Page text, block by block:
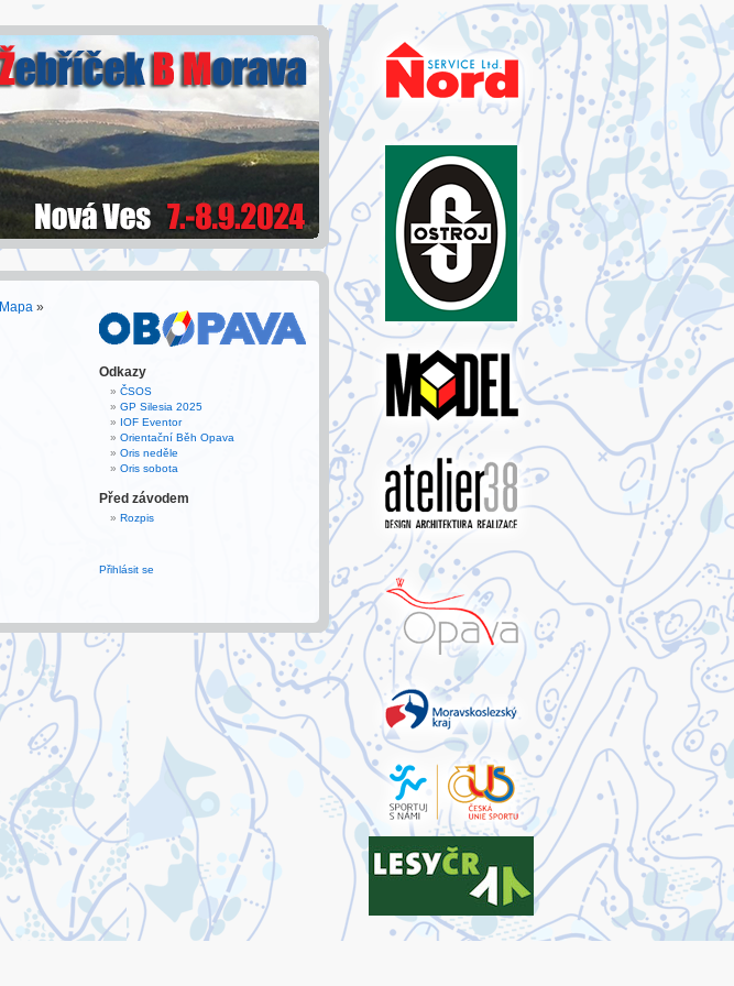
Mapa »
Odkazy
ČSOS
GP Silesia 2025
IOF Eventor
Orientační Běh Opava
Oris neděle
Oris sobota
Před závodem
Rozpis
Přihlásit se